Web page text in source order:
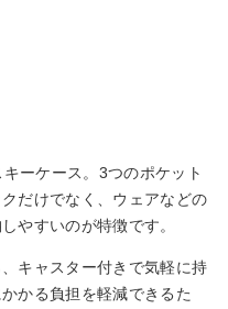
ーケース。3つのポケット
だけでなく、ウェアなどの
やすいのが特徴です。
キャスター付きで気軽に持
かる負担を軽減できるた